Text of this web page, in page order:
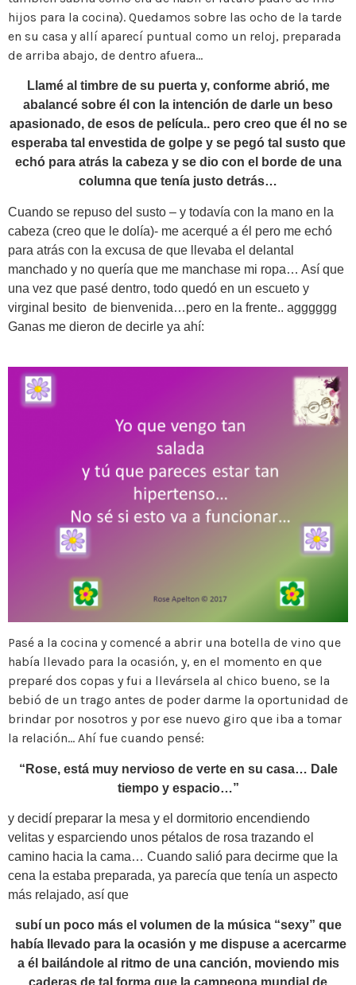
hijos para la cocina). Quedamos sobre las ocho de la tarde
en su casa y allí aparecí puntual como un reloj, preparada
de arriba abajo, de dentro afuera…
Llamé al timbre de su puerta y, conforme abrió, me
abalancé sobre él con la intención de darle un beso
apasionado, de esos de película.. pero creo que él no se
esperaba tal envestida de golpe y se pegó tal susto que
echó para atrás la cabeza y se dio con el borde de una
columna que tenía justo detrás…
Cuando se repuso del susto – y todavía con la mano en la
cabeza (creo que le dolía)- me acerqué a él pero me echó
para atrás con la excusa de que llevaba el delantal
manchado y no quería que me manchase mi ropa… Así que
una vez que pasé dentro, todo quedó en un escueto y
virginal besito de bienvenida…pero en la frente.. agggggg
Ganas me dieron de decirle ya ahí:
Pasé a la cocina y comencé a abrir una botella de vino que
había llevado para la ocasión, y, en el momento en que
preparé dos copas y fui a llevársela al chico bueno, se la
bebió de un trago antes de poder darme la oportunidad de
brindar por nosotros y por ese nuevo giro que iba a tomar
la relación… Ahí fue cuando pensé:
“Rose, está muy nervioso de verte en su casa… Dale
tiempo y espacio…”
y decidí preparar la mesa y el dormitorio encendiendo
velitas y esparciendo unos pétalos de rosa trazando el
camino hacia la cama… Cuando salió para decirme que la
cena la estaba preparada, ya parecía que tenía un aspecto
más relajado, así que
subí un poco más el volumen de la música “sexy” que
había llevado para la ocasión y me dispuse a acercarme
a él bailándole al ritmo de una canción, moviendo mis